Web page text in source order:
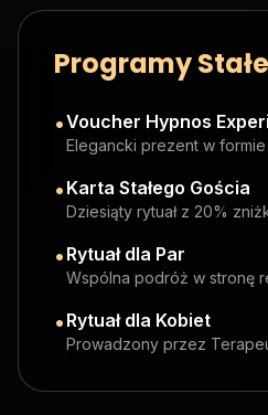
Programy Stałe
•Voucher Hypnos
Elegancki prezent w
• Karta Stałego Gościa
Dziesiąty rytuał z 20%
• Rytuał dla Par
Wspólna podróż w stronę
• Rytuał dla Kobiet
Prowadzony przez